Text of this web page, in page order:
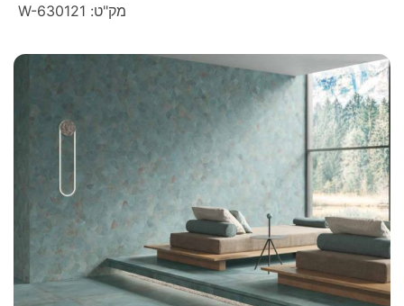
מק"ט: W-630121